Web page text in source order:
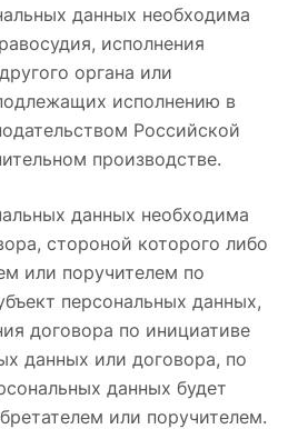
данных необходима
исполнения
органа или
исполнению в
Российской
производстве.
данных необходима
стороной которого либо
или поручителем по
персональных данных,
договора по инициативе
данных или договора, по
данных будет
или поручителем.